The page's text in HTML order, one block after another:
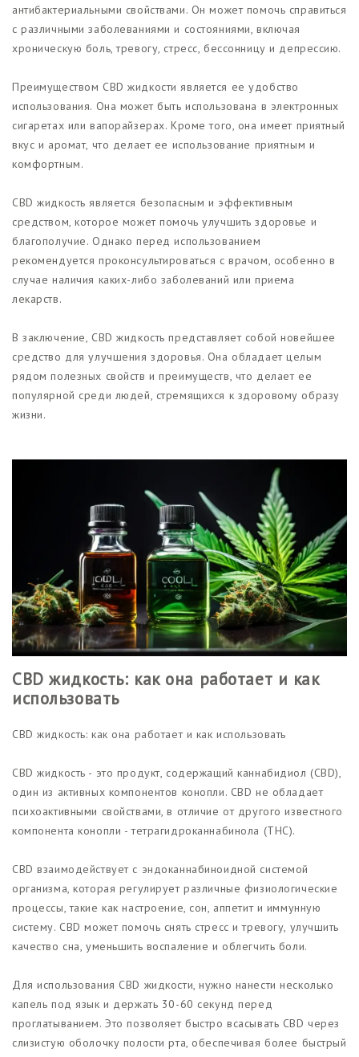
антибактериальными свойствами. Он может помочь справиться
с различными заболеваниями и состояниями, включая
хроническую боль, тревогу, стресс, бессонницу и депрессию.
Преимуществом CBD жидкости является ее удобство
использования. Она может быть использована в электронных
сигаретах или вапорайзерах. Кроме того, она имеет приятный
вкус и аромат, что делает ее использование приятным и
комфортным.
CBD жидкость является безопасным и эффективным
средством, которое может помочь улучшить здоровье и
благополучие. Однако перед использованием
рекомендуется проконсультироваться с врачом, особенно в
случае наличия каких-либо заболеваний или приема
лекарств.
В заключение, CBD жидкость представляет собой новейшее
средство для улучшения здоровья. Она обладает целым
рядом полезных свойств и преимуществ, что делает ее
популярной среди людей, стремящихся к здоровому образу
жизни.
CBD жидкость: как она работает и как
использовать
CBD жидкость: как она работает и как использовать
CBD жидкость - это продукт, содержащий каннабидиол (CBD),
один из активных компонентов конопли. CBD не обладает
психоактивными свойствами, в отличие от другого известного
компонента конопли - тетрагидроканнабинола (THC).
CBD взаимодействует с эндоканнабиноидной системой
организма, которая регулирует различные физиологические
процессы, такие как настроение, сон, аппетит и иммунную
систему. CBD может помочь снять стресс и тревогу, улучшить
качество сна, уменьшить воспаление и облегчить боли.
Для использования CBD жидкости, нужно нанести несколько
капель под язык и держать 30-60 секунд перед
проглатыванием. Это позволяет быстро всасывать CBD через
слизистую оболочку полости рта, обеспечивая более быстрый